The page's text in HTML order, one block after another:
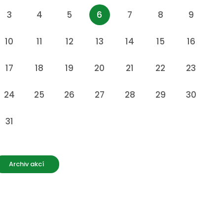
3 4 5 6 7 8 9
10 11 12 13 14 15 16
17 18 19 20 21 22 23
24 25 26 27 28 29 30
31
Archiv akcí